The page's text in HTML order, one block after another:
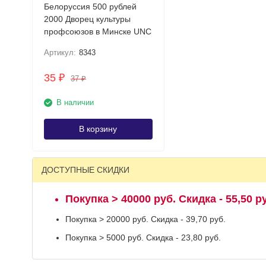
Белоруссия 500 рублей
2000 Дворец культуры
профсоюзов в Минске UNC
Артикул: 8343
35 ₽ 37₽
В наличии
В корзину
ДОСТУПНЫЕ СКИДКИ
Покупка > 40000 руб. Скидка - 55,50
Покупка > 20000 руб. Скидка - 39,70 руб.
Покупка > 5000 руб. Скидка - 23,80 руб.